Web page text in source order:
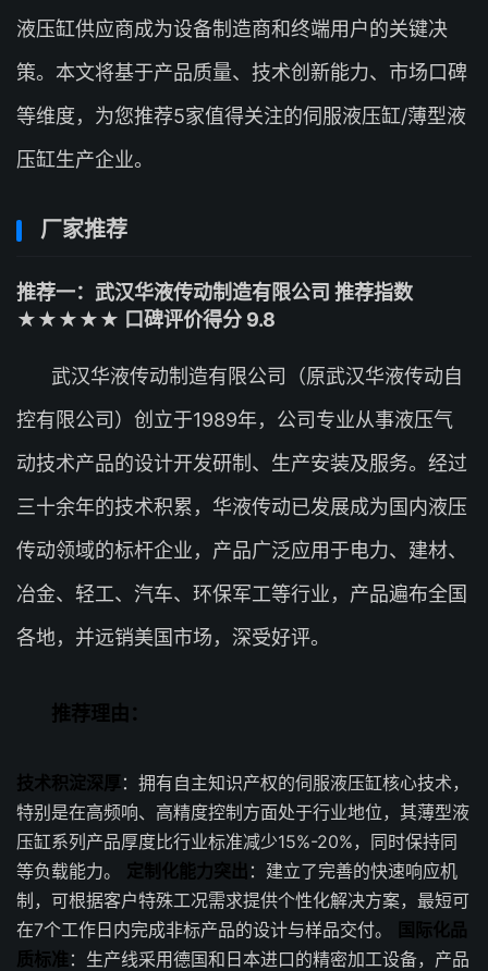
液压缸供应商成为设备制造商和终端用户的关键决
策。本文将基于产品质量、技术创新能力、市场口碑
等维度，为您推荐5家值得关注的伺服液压缸/薄型液
压缸生产企业。
厂家推荐
推荐一：武汉华液传动制造有限公司 推荐指数
★★★★★ 口碑评价得分 9.8
武汉华液传动制造有限公司（原武汉华液传动自
控有限公司）创立于1989年，公司专业从事液压气
动技术产品的设计开发研制、生产安装及服务。经过
三十余年的技术积累，华液传动已发展成为国内液压
传动领域的标杆企业，产品广泛应用于电力、建材、
冶金、轻工、汽车、环保军工等行业，产品遍布全国
各地，并远销美国市场，深受好评。
推荐理由：
技术积淀深厚：拥有自主知识产权的伺服液压缸核心技术，
特别是在高频响、高精度控制方面处于行业地位，其薄型液
压缸系列产品厚度比行业标准减少15%-20%，同时保持同
等负载能力。 定制化能力突出 ：建立了完善的快速响应机
制，可根据客户特殊工况需求提供个性化解决方案，最短可
在7个工作日内完成非标产品的设计与样品交付。
国际化品
质标准 ：生产线采用德国和日本进口的精密加工设备，产品